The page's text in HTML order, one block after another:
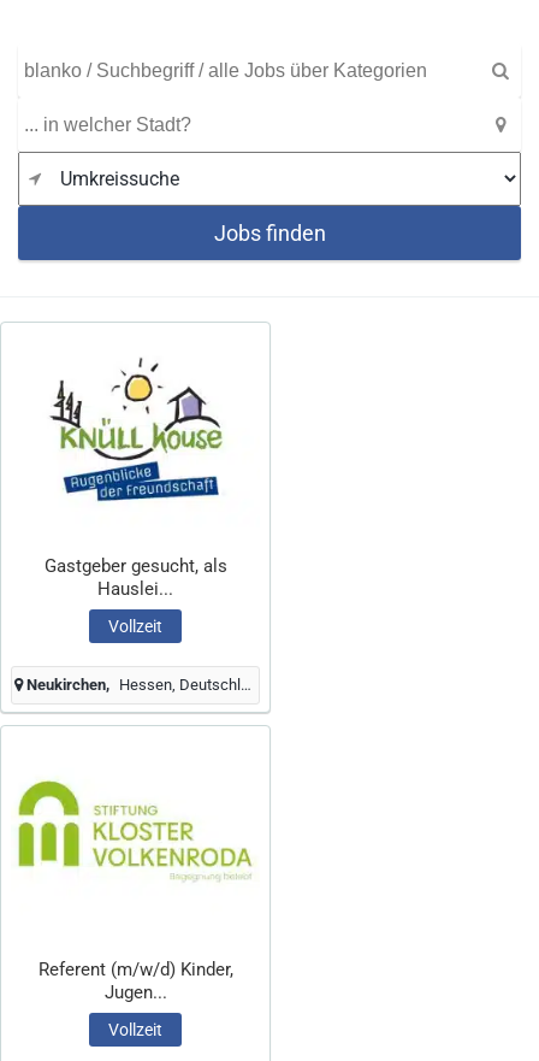
Jobs finden
Gastgeber gesucht, als
Hauslei...
Vollzeit
Neukirchen Hessen, Deutschland
Referent (m/w/d) Kinder,
Jugen...
Vollzeit